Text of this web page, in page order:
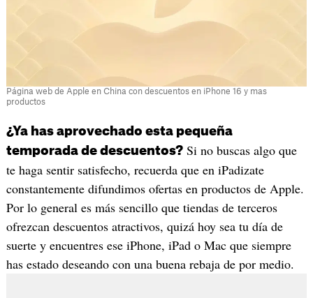
Página web de Apple en China con descuentos en iPhone 16 y mas
productos
¿Ya has aprovechado esta pequeña
temporada de descuentos?Si no buscas algo que
te haga sentir satisfecho, recuerda que en iPadizate
constantemente difundimos ofertas en productos de Apple.
Por lo general es más sencillo que tiendas de terceros
ofrezcan descuentos atractivos, quizá hoy sea tu día de
suerte y encuentres ese iPhone, iPad o Mac que siempre
has estado deseando con una buena rebaja de por medio.